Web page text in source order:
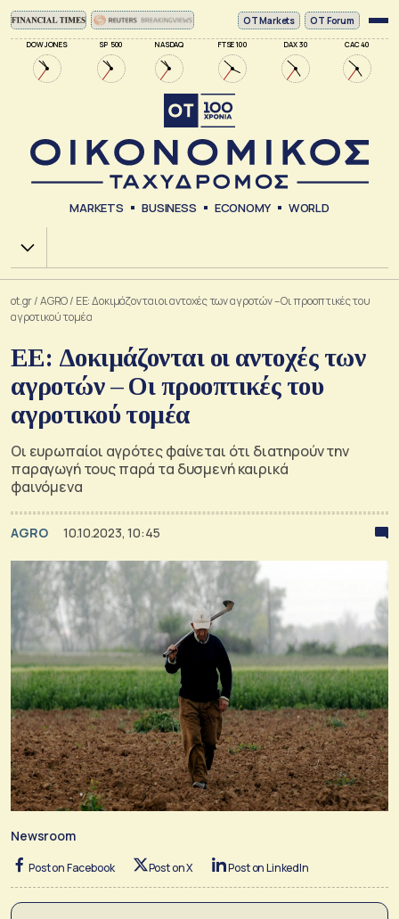
DOW JONES SP 500 NASDAQ FTSE 100 DAX 30 CAC 40
ΟΤ Markets OT Forum
MARKETS BUSINESS ECONOMY WORLD
Χ.Α.
ot.gr/AGRO/ ΕΕ: Δοκιμάζονται οι αντοχές των αγροτών – Οι προοπτικές του
αγροτικού τομέα
ΕΕ: Δοκιμάζονται οι αντοχές των
αγροτών – Οι προοπτικές του
αγροτικού τομέα
Οι ευρωπαίοι αγρότες φαίνεται ότι διατηρούν την
παραγωγή τους παρά τα δυσμενή καιρικά
φαινόμενα
AGRO 10.10.2023, 10:45
Newsroom
Post on Facebook Post on X Post on LinkedIn